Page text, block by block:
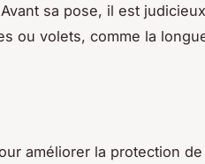
sa pose, il est
ou volets, comme la
améliorer la protection